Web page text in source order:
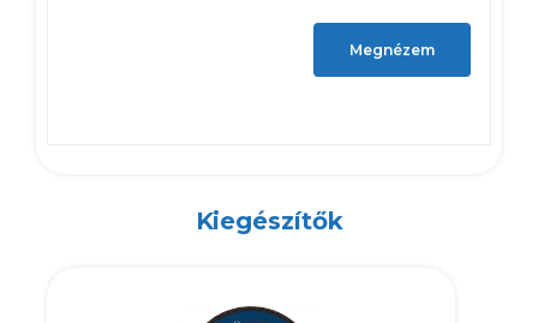
Megnézem
Kiegészítők